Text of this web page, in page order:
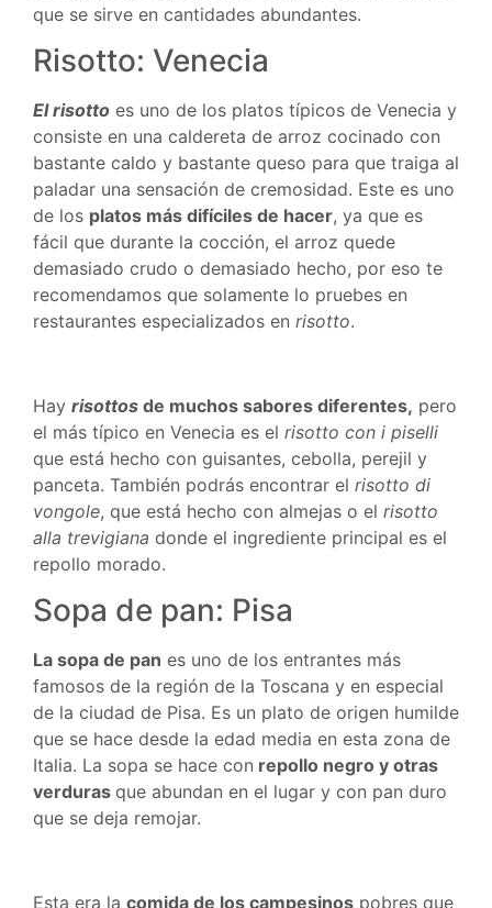
que se sirve en cantidades abundantes.
Risotto: Venecia
El risotto es uno de los platos típicos de Venecia y
consiste en una caldereta de arroz cocinado con
bastante caldo y bastante queso para que traiga al
paladar una sensación de cremosidad. Este es uno
de los platos más difíciles de hacer, ya que es
fácil que durante la cocción, el arroz quede
demasiado crudo o demasiado hecho, por eso te
recomendamos que solamente lo pruebes en
restaurantes especializados en risotto.
Hay risottos de muchos sabores diferentes, pero
el más típico en Venecia es el risotto con i piselli
que está hecho con guisantes, cebolla, perejil y
panceta. También podrás encontrar el risotto di
vongole, que está hecho con almejas o el risotto
alla trevigiana donde el ingrediente principal es el
repollo morado.
Sopa de pan: Pisa
La sopa de pan es uno de los entrantes más
famosos de la región de la Toscana y en especial
de la ciudad de Pisa. Es un plato de origen humilde
que se hace desde la edad media en esta zona de
Italia. La sopa se hace con repollo negro y otras
verduras que abundan en el lugar y con pan duro
que se deja remojar.
Esta era la comida de los campesinos pobres que